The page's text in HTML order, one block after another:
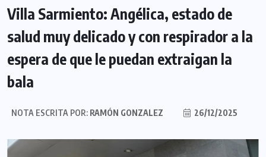
Villa Sarmiento: Angélica, estado de
salud muy delicado y con respirador a la
espera de que le puedan extraigan la
bala
NOTA ESCRITA POR:RAMÓN GONZALEZ 26/12/2025